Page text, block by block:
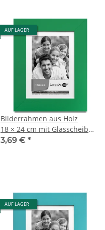
AUF LAGER
Bilderrahmen aus Holz
18 × 24 cm mit Glasscheibe,
Fotorahmen
3,69 € *
AUF LAGER